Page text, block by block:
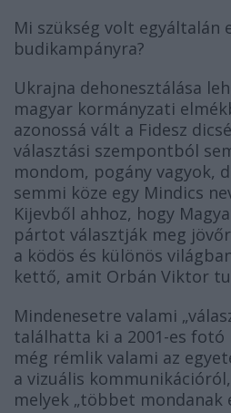
Mi szükség volt egyáltalán
budikampányra?
Ukrajna dehonesztálása
magyar kormányzati
azonossá vált a Fidesz
választási szempontból
mondom, pogány vagyok,
semmi köze egy Mindics
Kijevből ahhoz, hogy
pártot választják meg
a ködös és különös
kettő, amit Orbán Viktor
Mindenesetre valami
találhatta ki a 2001-es fotó
még rémlik valami az
a vizuális
melyek „többet mondanak